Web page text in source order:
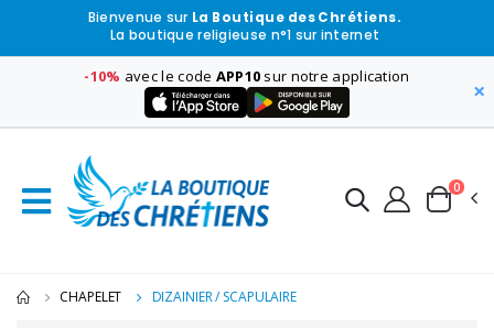
Bienvenue sur La Boutique des Chrétiens.
La boutique religieuse n°1 sur internet
-10% avec le code APP10 sur notre application
×
0
CHAPELET DIZAINIER / SCAPULAIRE